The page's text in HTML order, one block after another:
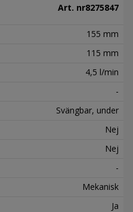
Art. nr8275847
155 mm
115 mm
4,5 l/min
-
Svängbar, under
Nej
Nej
-
Mekanisk
Ja